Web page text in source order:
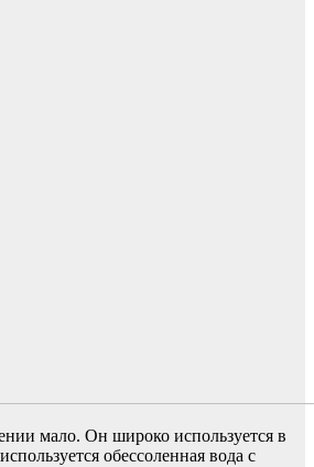
мало. Он широко используется в
обессоленная вода с